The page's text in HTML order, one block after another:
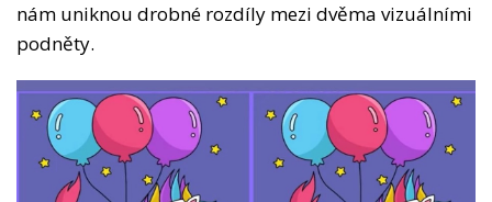
nám uniknou drobné rozdíly mezi dvěma vizuálními
podněty.